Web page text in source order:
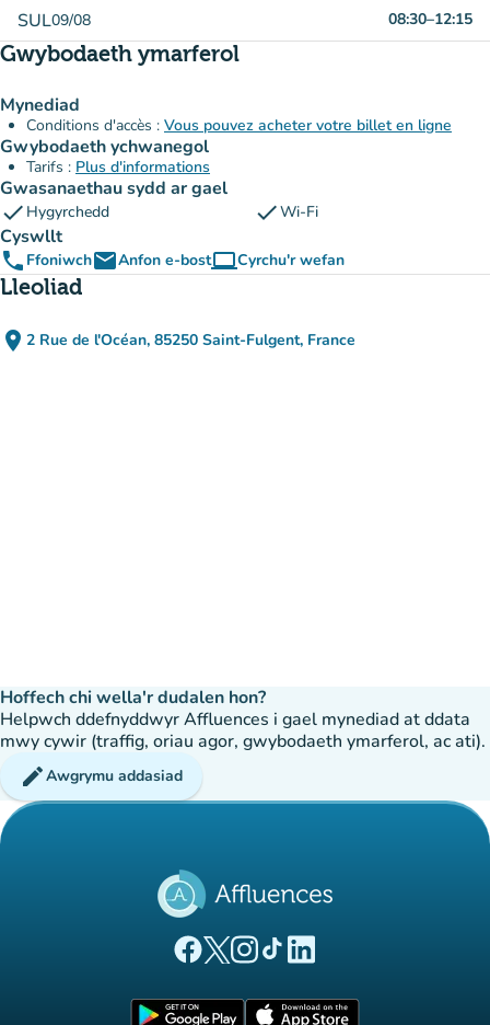
SUL09/08 08:30–12:15
Gwybodaeth ymarferol
Mynediad
Conditions d'accès : Vous pouvez acheter votre billet en ligne
Gwybodaeth ychwanegol
Tarifs : Plus d'informations
Gwasanaethau sydd ar gael
check Hygyrchedd checkWi-Fi
Cyswllt
phone FfoniwchemailAnfon e-bostcomputerCyrchu'r wefan
(tab newydd)
Lleoliad
place 2 Rue de l'Océan, 85250 Saint-Fulgent, France
(agor yn Google Maps)
(tab newydd)
Hoffech chi wella'r dudalen hon?
Helpwch ddefnyddwyr Affluences i gael mynediad at ddata
mwy cywir (traffig, oriau agor, gwybodaeth ymarferol, ac ati).
editAwgrymu addasiad
(tab newydd)
(tab newydd)
(tab newydd)
(tab newydd)
(tab newydd)